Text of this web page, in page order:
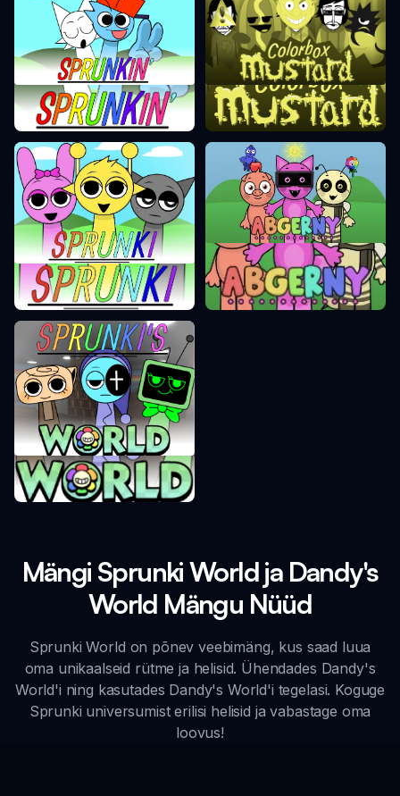
Sprunki FNF Värviline kast sinep
Sprunki Incredibox
Incredibox Abgerny
Sprunki maailmamuudatus
Mängi Sprunki World ja Dandy's
World Mängu Nüüd
Sprunki World on põnev veebimäng, kus saad luua
oma unikaalseid rütme ja helisid. Ühendades Dandy's
World'i ning kasutades Dandy's World'i tegelasi. Koguge
Sprunki universumist erilisi helisid ja vabastage oma
loovus!